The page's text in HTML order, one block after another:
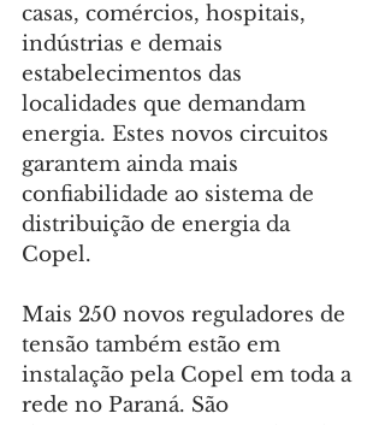
casas, comércios, hospitais,
indústrias e demais
estabelecimentos das
localidades que demandam
energia. Estes novos circuitos
garantem ainda mais
confiabilidade ao sistema de
distribuição de energia da
Copel.
Mais 250 novos reguladores de
tensão também estão em
instalação pela Copel em toda a
rede no Paraná. São